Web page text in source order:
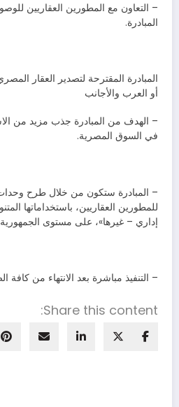
– التعاون مع المطورين العقاريين
المبادرة.
المبادرة المقترحة لتصدير العقار
أو العرب والأجانب
– الهدف من المبادرة جذب مزيد من
في السوق المصرية.
– المبادرة ستكون من خلال طرح
للمطورين العقاريين، باستخداماتها
إداري – غيرها»، على مستوى
– التنفيذ مباشرة بعد الانتهاء من كافة
Share this content: